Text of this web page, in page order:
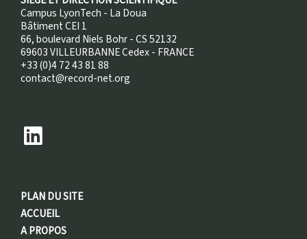
Campus LyonTech - La Doua
Bâtiment CEI 1
66, boulevard Niels Bohr - CS 52132
69603 VILLEURBANNE Cedex - FRANCE
+33 (0)4 72 43 81 88
contact@record-net.org
PLAN DU SITE
ACCUEIL
A PROPOS